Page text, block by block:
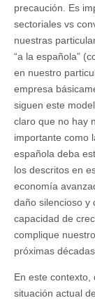
precaución. Es
sectoriales vs
nuestras
“a la española”
en nuestro
empresa
siguen este
claro que no hay
importante como
española deba
los descritos en
economía
daño silencioso y
capacidad de
complique
próximas décadas.
En este
situación actual